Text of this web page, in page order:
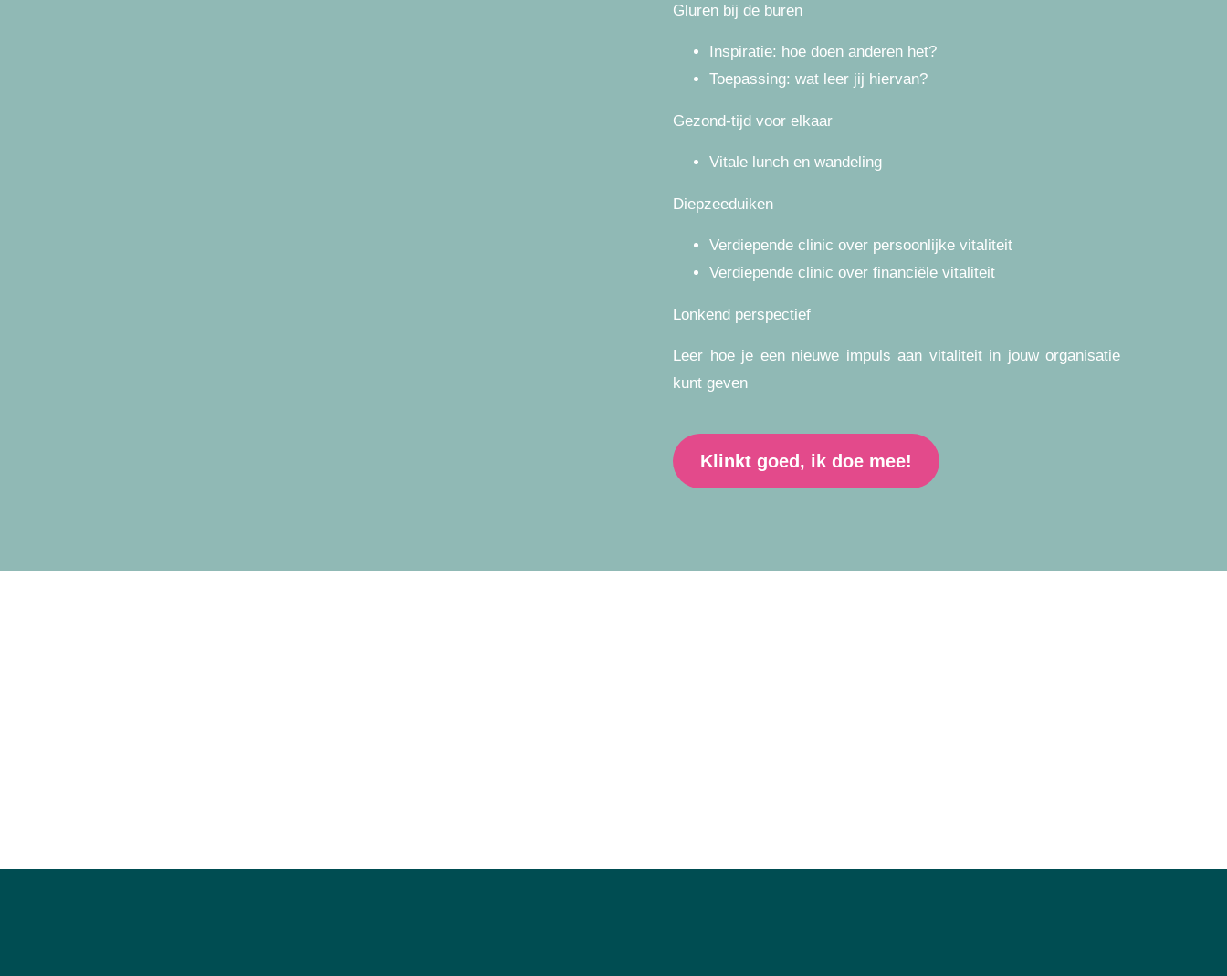
Gluren bij de buren
Inspiratie: hoe doen anderen het?
Toepassing: wat leer jij hiervan?
Gezond-tijd voor elkaar
Vitale lunch en wandeling
Diepzeeduiken
Verdiepende clinic over persoonlijke vitaliteit
Verdiepende clinic over financiële vitaliteit
Lonkend perspectief
Leer hoe je een nieuwe impuls aan vitaliteit in jouw organisatie
kunt geven
Klinkt goed, ik doe mee!